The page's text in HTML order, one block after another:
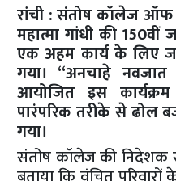
रांची : संतोष कॉलेज ऑफ
महात्मा गांधी की
एक अहम कार्य के लिए
गया। “अनचाहे
आयोजित इस
पारंपरिक तरीके से ढोल
गया।
संतोष कॉलेज की निदेशक